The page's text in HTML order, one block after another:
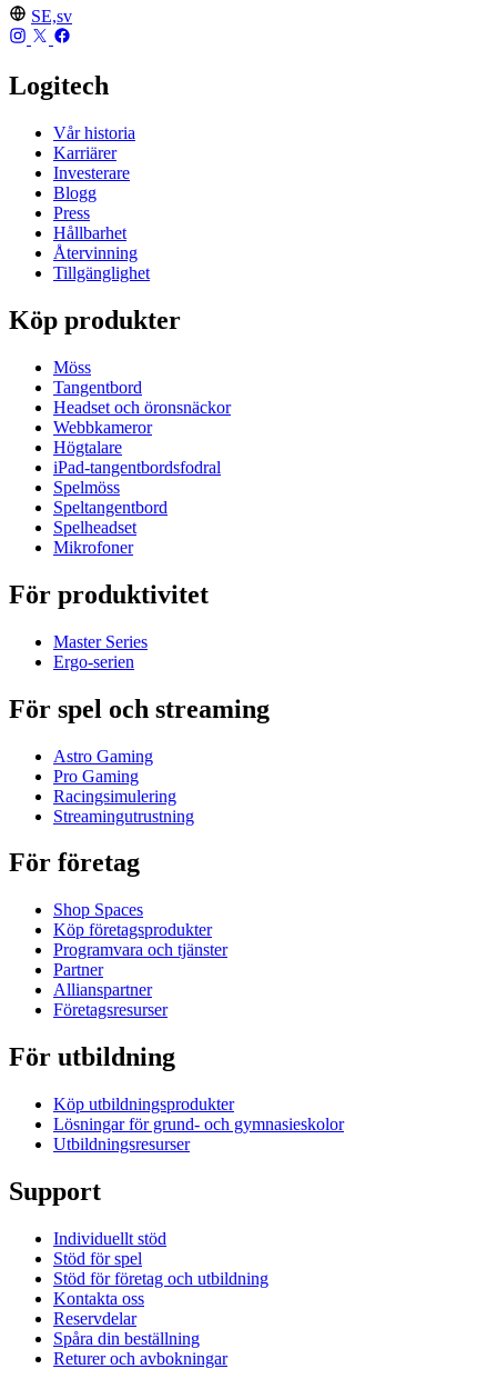
SE,sv
Logitech
Vår historia
Karriärer
Investerare
Blogg
Press
Hållbarhet
Återvinning
Tillgänglighet
Köp produkter
Möss
Tangentbord
Headset och öronsnäckor
Webbkameror
Högtalare
iPad-tangentbordsfodral
Spelmöss
Speltangentbord
Spelheadset
Mikrofoner
För produktivitet
Master Series
Ergo-serien
För spel och streaming
Astro Gaming
Pro Gaming
Racingsimulering
Streamingutrustning
För företag
Shop Spaces
Köp företagsprodukter
Programvara och tjänster
Partner
Allianspartner
Företagsresurser
För utbildning
Köp utbildningsprodukter
Lösningar för grund- och gymnasieskolor
Utbildningsresurser
Support
Individuellt stöd
Stöd för spel
Stöd för företag och utbildning
Kontakta oss
Reservdelar
Spåra din beställning
Returer och avbokningar